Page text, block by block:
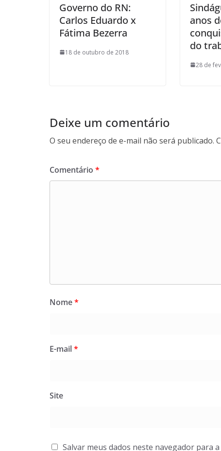
Governo do RN:
Carlos Eduardo x
Fátima Bezerra
18 de outubro de 2018
anos
do
28 de
Deixe um comentário
O seu endereço de e-mail não será publicado.
Comentário *
Nome*
E-mail*
Site
Salvar meus dados neste navegador para